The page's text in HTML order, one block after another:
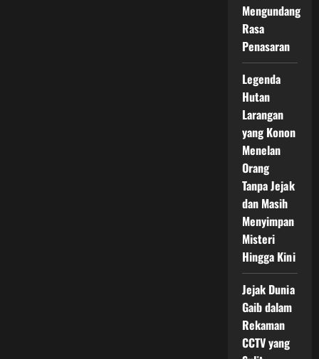
Mengundang
Rasa
Penasaran
Legenda
Hutan
Larangan
yang Konon
Menelan
Orang
Tanpa Jejak
dan Masih
Menyimpan
Misteri
Hingga Kini
Jejak Dunia
Gaib dalam
Rekaman
CCTV yang